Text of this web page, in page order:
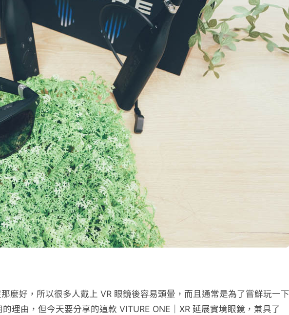
麼好，所以很多人戴上 VR 眼鏡後容易頭暈，而且通常是為了嘗鮮玩一下
理由，但今天要分享的這款 VITURE ONE｜XR 延展實境眼鏡，兼具了